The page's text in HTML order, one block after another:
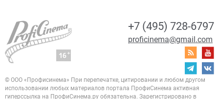
+7 (495) 728-6797
proficinema@gmail.com
© ООО «Профисинема» При перепечатке, цитировании и любом другом
использовании любых материалов портала ПрофиСинема активная
гиперссылка на ПрофиСинема.ру обязательна. Зарегистрировано в